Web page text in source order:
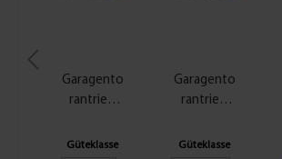
Garagento
rantrieb
550 N
Güteklasse
Garagento
rantrieb
1000 N
Güteklasse